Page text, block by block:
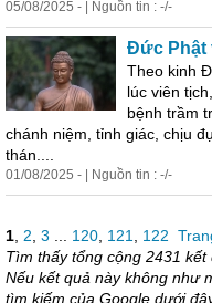
05/08/2025 - | Nguồn tin : -/-
Đức Phật
Theo kinh
lúc viên
bệnh trầm
chánh niệm, tỉnh giác, chịu
thán....
01/08/2025 - | Nguồn tin : -/-
1 2 3 120 121 122
Tìm thấy tổng cộng 2431 kết
Nếu kết quả này không như
tìm kiếm của Google dưới